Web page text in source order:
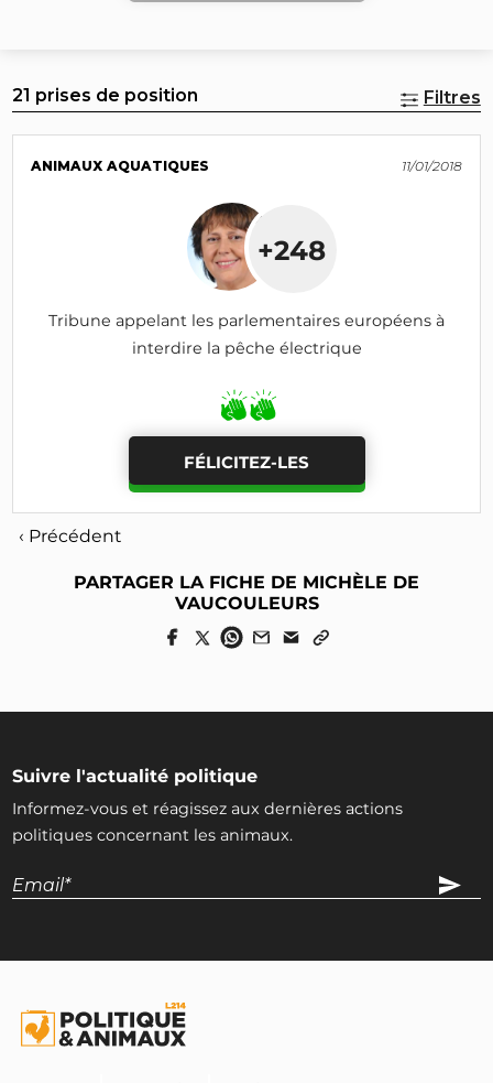
21 prises de position Filtres
ANIMAUX AQUATIQUES 11/01/2018
+248
Tribune appelant les parlementaires européens à
interdire la pêche électrique
FÉLICITEZ-LES
‹ Précédent
PARTAGER LA FICHE DE MICHÈLE DE
VAUCOULEURS
Suivre l'actualité politique
Informez-vous et réagissez aux dernières actions
politiques concernant les animaux.